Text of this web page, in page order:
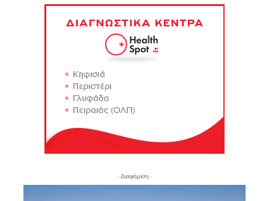
- Διαφήμιση -